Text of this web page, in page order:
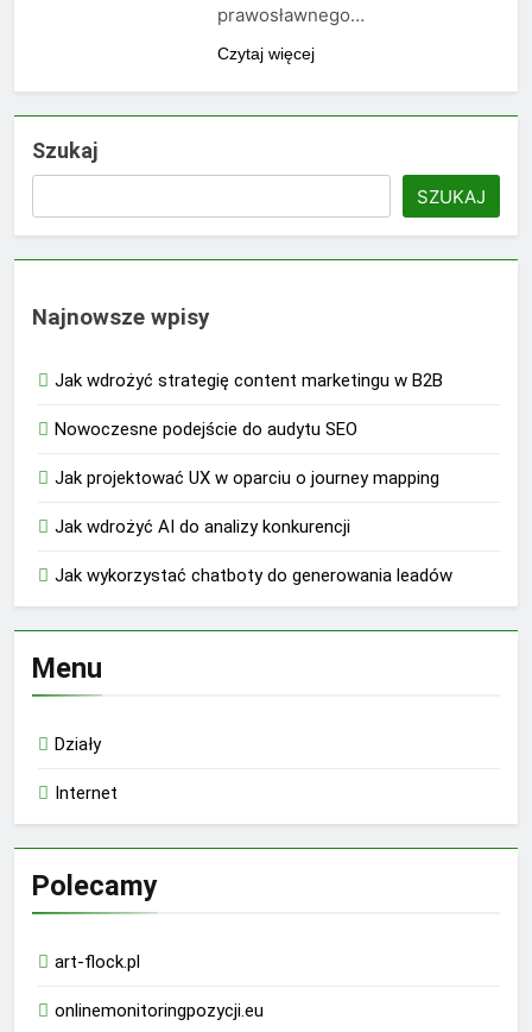
prawosławnego…
Czytaj więcej
Szukaj
SZUKAJ
Najnowsze wpisy
Jak wdrożyć strategię content marketingu w B2B
Nowoczesne podejście do audytu SEO
Jak projektować UX w oparciu o journey mapping
Jak wdrożyć AI do analizy konkurencji
Jak wykorzystać chatboty do generowania leadów
Menu
Działy
Internet
Polecamy
art-flock.pl
onlinemonitoringpozycji.eu